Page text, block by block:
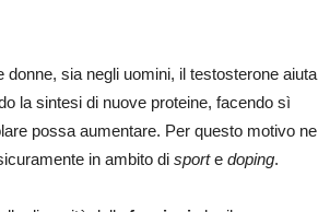
donne, sia negli uomini, il testosterone aiuta
la sintesi di nuove proteine, facendo sì
possa aumentare. Per questo motivo ne
in ambito di sporte doping.